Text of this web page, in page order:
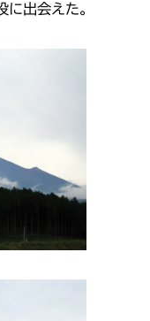
出会えた。